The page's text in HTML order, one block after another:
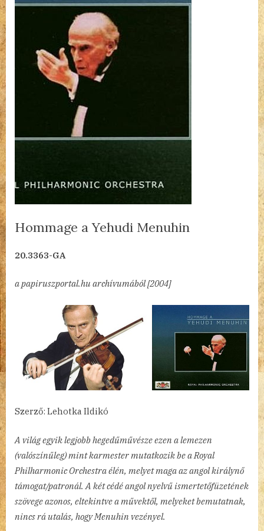
Hommage a Yehudi Menuhin
on
Menuhin
bejegyzéshez
20.3363-GA
a papiruszportal.hu archívumából [2004]
Szerző: Lehotka Ildikó
A világ egyik legjobb hegedűművésze ezen a lemezen
(valószínűleg) mint karmester mutatkozik be a Royal
Philharmonic Orchestra élén, melyet maga az angol királynő
támogat/patronál. A két cédé angol nyelvű ismertetőfüzetének
szövege azonos, eltekintve a művektől, melyeket bemutatnak,
nincs rá utalás, hogy Menuhin vezényel.